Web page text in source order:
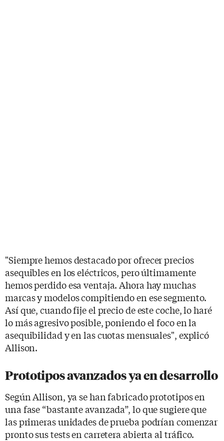
"Siempre hemos destacado por ofrecer precios
asequibles en los eléctricos, pero últimamente
hemos perdido esa ventaja. Ahora hay muchas
marcas y modelos compitiendo en ese segmento.
Así que, cuando fije el precio de este coche, lo haré
lo más agresivo posible, poniendo el foco en la
asequibilidad y en las cuotas mensuales", explicó
Allison.
Prototipos avanzados ya en desarrollo
Según Allison, ya se han fabricado prototipos en
una fase “bastante avanzada”, lo que sugiere que
las primeras unidades de prueba podrían comenzar
pronto sus tests en carretera abierta al tráfico.